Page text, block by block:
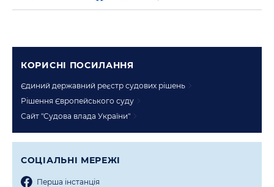
КОРИСНI ПОСИЛАННЯ
Єдиний державний реєстр судових рішень
Рішення Європейського суду
Сайт "Судова влада України"
СОЦIАЛЬНI МЕРЕЖI
Перша iнстанцiя